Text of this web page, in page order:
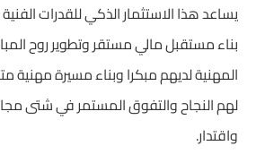
يساعد هذا الاستثمار الذكي للقدرات الفنية
بناء مستقبل مالي مستقر وتطوير روح
المهنية لديهم مبكرا وبناء مسيرة مهنية
لهم النجاح والتفوق المستمر في شتى
واقتدار.